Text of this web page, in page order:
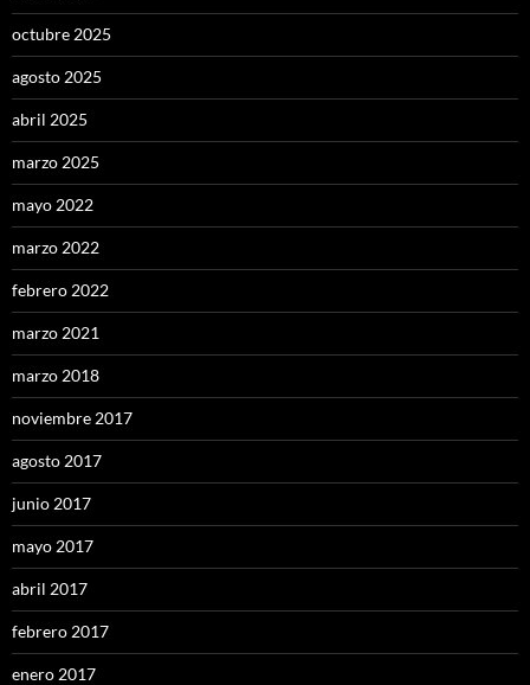
octubre 2025
agosto 2025
abril 2025
marzo 2025
mayo 2022
marzo 2022
febrero 2022
marzo 2021
marzo 2018
noviembre 2017
agosto 2017
junio 2017
mayo 2017
abril 2017
febrero 2017
enero 2017